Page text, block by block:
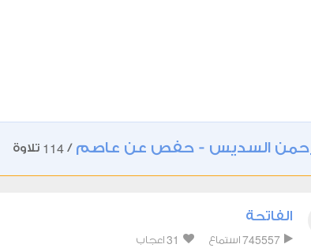
السديس - حفص عن عاصم /
114 تلاوة
الفاتحة
745557 استماع 31 اعجاب